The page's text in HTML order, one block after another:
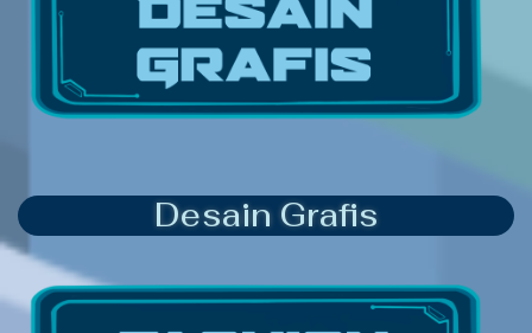
Desain Grafis